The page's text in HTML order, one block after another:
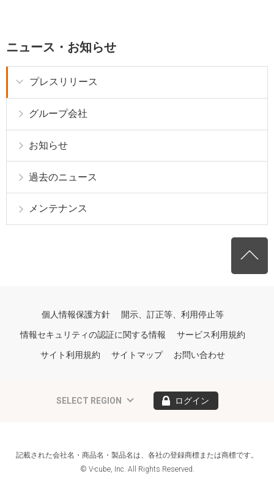
ニュース・お知らせ
プレスリリース
グループ会社
お知らせ
過去のニュース
メンテナンス
個人情報保護方針 開示、訂正等、利用停止等
情報セキュリティの認証に関する情報 サービス利用規約
サイト利用規約 サイトマップ お問い合わせ
SELECT REGION ログイン
記載された会社名・商品名・製品名は、各社の登録商標または商標です。
© V-cube, Inc. All Rights Reserved.